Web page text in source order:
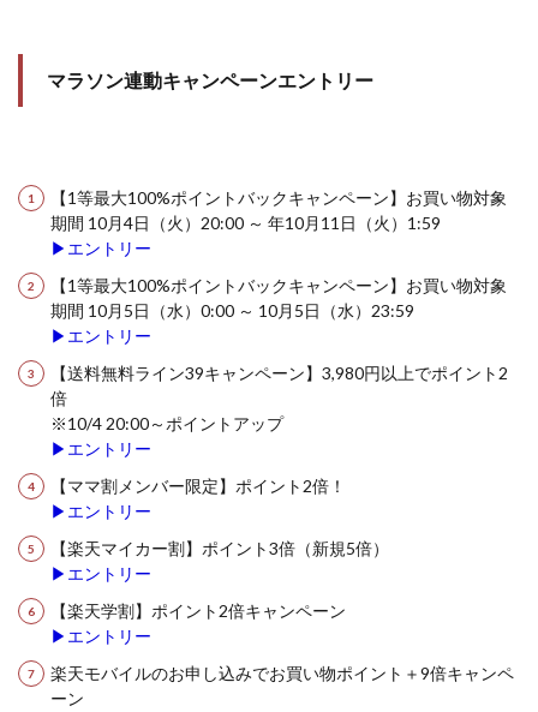
マラソン連動キャンペーンエントリー
【1等最大100%ポイントバックキャンペーン】お買い物対象
期間 10月4日（火）20:00 ～ 年10月11日（火）1:59
▶エントリー
【1等最大100%ポイントバックキャンペーン】お買い物対象
期間 10月5日（水）0:00 ～ 10月5日（水）23:59
▶エントリー
【送料無料ライン39キャンペーン】3,980円以上でポイント2
倍
※10/4 20:00～ポイントアップ
▶エントリー
【ママ割メンバー限定】ポイント2倍！
▶エントリー
【楽天マイカー割】ポイント3倍（新規5倍）
▶エントリー
【楽天学割】ポイント2倍キャンペーン
▶エントリー
楽天モバイルのお申し込みでお買い物ポイント＋9倍キャンペ
ーン